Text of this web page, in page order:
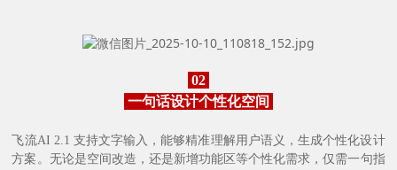
02
一句话设计个性化空间
飞流AI 2.1 支持文字输入，能够精准理解用户语义，生成个性化设计
方案。无论是空间改造，还是新增功能区等个性化需求，仅需一句指